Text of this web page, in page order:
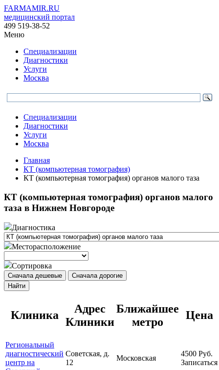
FARMAMIR.RU
медицинский портал
499 519-38-52
Меню
Специализации
Диагностики
Услуги
Москва
Специализации
Диагностики
Услуги
Москва
Главная
КТ (компьютерная томография)
КТ (компьютерная томография) органов малого таза
КТ (компьютерная томография) органов малого
таза в Нижнем Новгороде
Диагностика
Месторасположение
Сортировка
Сначала дешевые
Сначала дорогие
Найти
Клиника
Адрес
Клиники
Ближайшее
метро
Цена
Региональный
диагностический
центр на
Советская, д.
12
Московская
4500 Руб.
Записаться